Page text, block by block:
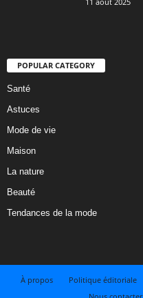
POPULAR CATEGORY
Santé
Astuces
Mode de vie
Maison
La nature
Beauté
Tendances de la mode
À propos Politique éditoriale